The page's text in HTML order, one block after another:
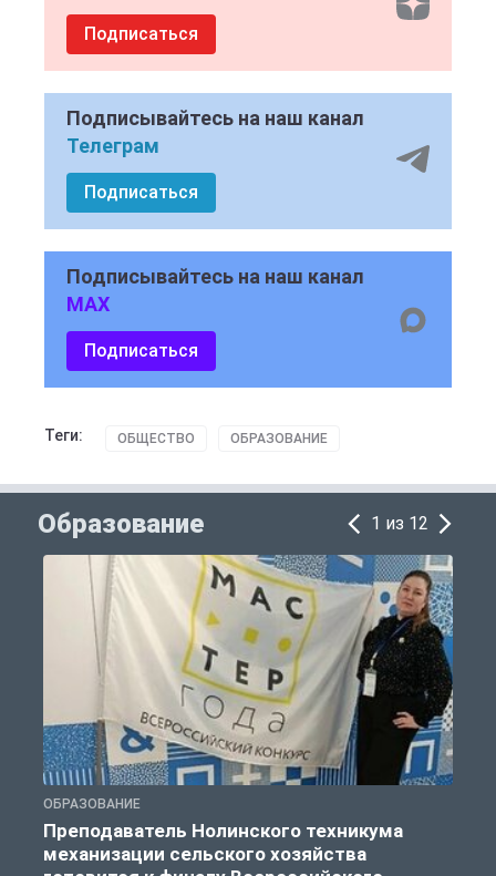
Подписаться
Подписывайтесь на наш канал
Телеграм
Подписаться
Подписывайтесь на наш канал
MAX
Подписаться
Теги: ОБЩЕСТВО ОБРАЗОВАНИЕ
Образование 1 из 12
ОБРАЗОВАНИЕ
Преподаватель Нолинского техникума
механизации сельского хозяйства